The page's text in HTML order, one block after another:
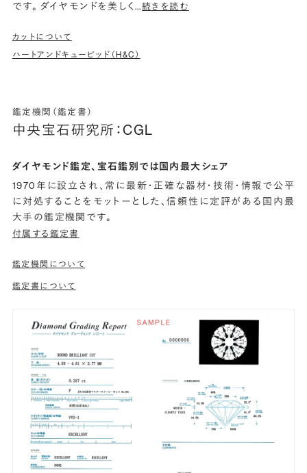
です。 ダイヤモンドを美しく…続きを読む
カットについて
ハートアンドキューピッド（H&C）
鑑定機関（鑑定書）
中央宝石研究所：CGL
ダイヤモンド鑑定、宝石鑑別では国内最大シェア
1970年に設立され、常に最新・正確な器材・技術・情報で公平
に対処することをモットーとした、信頼性に定評がある国内最
大手の鑑定機関です。
付属する鑑定書
鑑定機関について
鑑定書について